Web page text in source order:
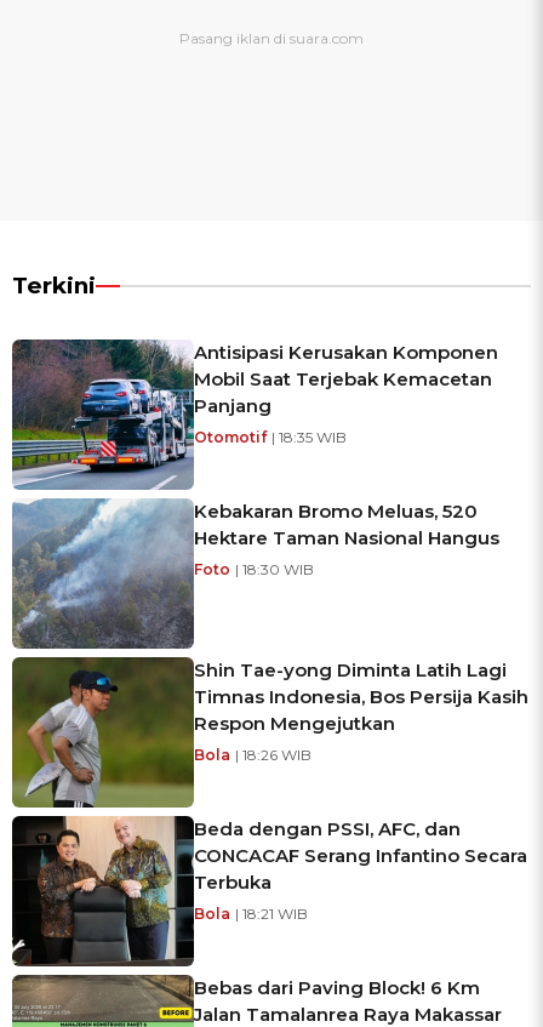
Terkini
Antisipasi Kerusakan Komponen
Mobil Saat Terjebak Kemacetan
Panjang
Otomotif | 18:35 WIB
Kebakaran Bromo Meluas, 520
Hektare Taman Nasional Hangus
Foto | 18:30 WIB
Shin Tae-yong Diminta Latih Lagi
Timnas Indonesia, Bos Persija Kasih
Respon Mengejutkan
Bola | 18:26 WIB
Beda dengan PSSI, AFC, dan
CONCACAF Serang Infantino Secara
Terbuka
Bola | 18:21 WIB
Bebas dari Paving Block! 6 Km
Jalan Tamalanrea Raya Makassar